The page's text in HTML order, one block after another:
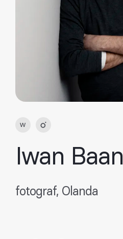
Iwan Baan
fotograf, Olanda